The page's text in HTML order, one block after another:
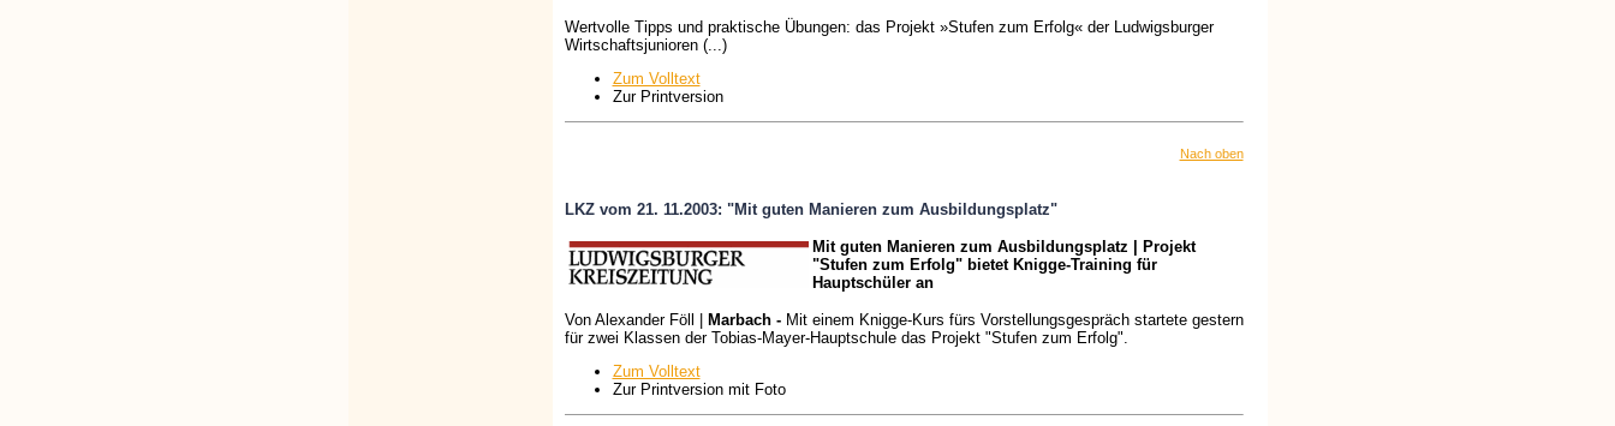
Wertvolle Tipps und praktische Übungen: das Projekt »Stufen zum Erfolg« der Ludwigsburger
Wirtschaftsjunioren (...)
Zum Volltext
Zur Printversion
Nach oben
LKZ vom 21. 11.2003: "Mit guten Manieren zum Ausbildungsplatz"
Mit guten Manieren zum Ausbildungsplatz | Projekt
"Stufen zum Erfolg" bietet Knigge-Training für
Hauptschüler an
Von Alexander Föll | Marbach -Mit einem Knigge-Kurs fürs Vorstellungsgespräch startete gestern
für zwei Klassen der Tobias-Mayer-Hauptschule das Projekt "Stufen zum Erfolg".
Zum Volltext
Zur Printversion mit Foto